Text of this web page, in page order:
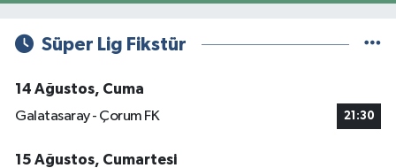
Süper Lig Fikstür
14 Ağustos, Cuma
Galatasaray - Çorum FK
21:30
15 Ağustos, Cumartesi